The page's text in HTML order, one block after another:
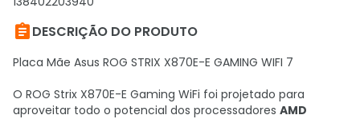
DESCRIÇÃO DO PRODUTO
Placa Mãe Asus ROG STRIX X870E-E GAMING WIFI 7
O ROG Strix X870E-E Gaming WiFi foi projetado para
aproveitar todo o potencial dos processadores AMD